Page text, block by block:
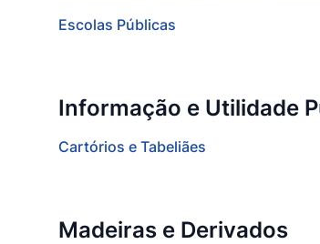
Escolas Públicas
Informação e Utilidade
Cartórios e Tabeliães
Madeiras e Derivados